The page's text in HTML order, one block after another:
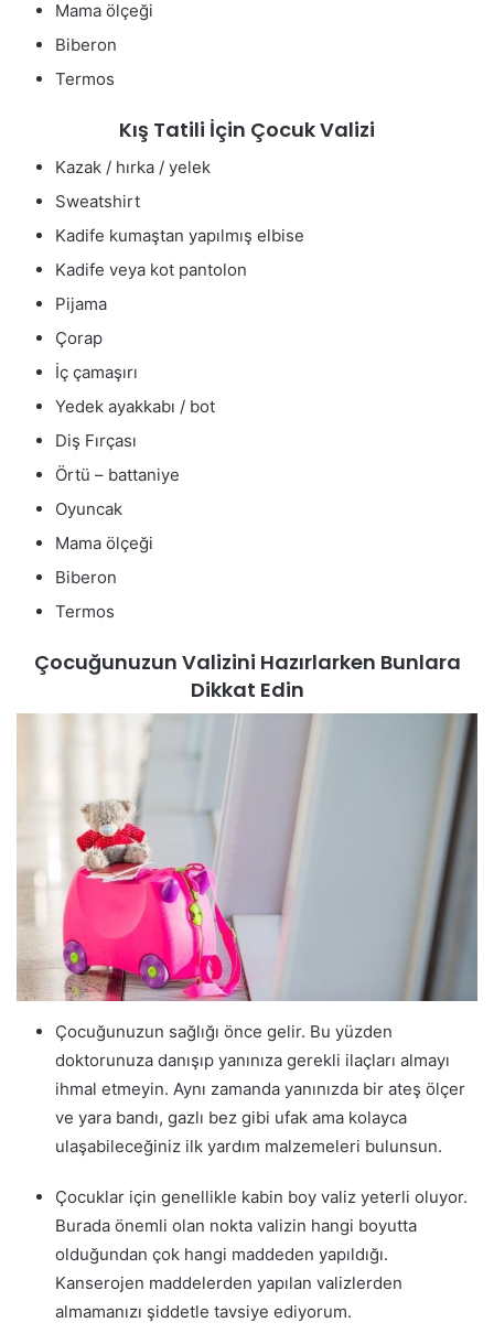
Mama ölçeği
Biberon
Termos
Kış Tatili İçin Çocuk Valizi
Kazak / hırka / yelek
Sweatshirt
Kadife kumaştan yapılmış elbise
Kadife veya kot pantolon
Pijama
Çorap
İç çamaşırı
Yedek ayakkabı / bot
Diş Fırçası
Örtü – battaniye
Oyuncak
Mama ölçeği
Biberon
Termos
Çocuğunuzun Valizini Hazırlarken Bunlara
Dikkat Edin
Çocuğunuzun sağlığı önce gelir. Bu yüzden
doktorunuza danışıp yanınıza gerekli ilaçları almayı
ihmal etmeyin. Aynı zamanda yanınızda bir ateş ölçer
ve yara bandı, gazlı bez gibi ufak ama kolayca
ulaşabileceğiniz ilk yardım malzemeleri bulunsun.
Çocuklar için genellikle kabin boy valiz yeterli oluyor.
Burada önemli olan nokta valizin hangi boyutta
olduğundan çok hangi maddeden yapıldığı.
Kanserojen maddelerden yapılan valizlerden
almamanızı şiddetle tavsiye ediyorum.